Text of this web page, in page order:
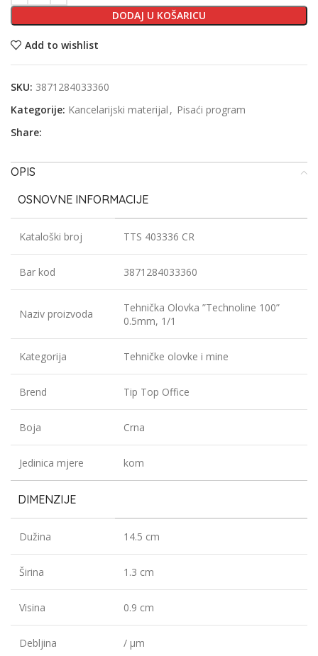
DODAJ U KOŠARICU
Add to wishlist
SKU: 3871284033360
Kategorije: Kancelarijski materijal , Pisaći program
Share:
OPIS
OSNOVNE INFORMACIJE
Kataloški broj TTS 403336 CR
Bar kod 3871284033360
Naziv proizvoda
Tehnička Olovka ”Technoline 100”
0.5mm, 1/1
Kategorija Tehničke olovke i mine
Brend Tip Top Office
Boja Crna
Jedinica mjere kom
DIMENZIJE
Dužina 14.5 cm
Širina 1.3 cm
Visina 0.9 cm
Debljina / µm